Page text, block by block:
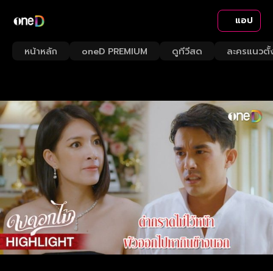
แอป
หน้าหลัก oneD PREMIUM ดูทีวีสด ละครแนวตั้